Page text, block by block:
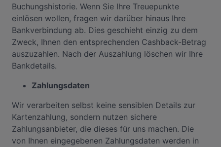
Buchungshistorie. Wenn Sie Ihre Treuepunkte
einlösen wollen, fragen wir darüber hinaus Ihre
Bankverbindung ab. Dies geschieht einzig zu dem
Zweck, Ihnen den entsprechenden Cashback-Betrag
auszuzahlen. Nach der Auszahlung löschen wir Ihre
Bankdetails.
Zahlungsdaten
Wir verarbeiten selbst keine sensiblen Details zur
Kartenzahlung, sondern nutzen sichere
Zahlungsanbieter, die dieses für uns machen. Die
von Ihnen eingegebenen Zahlungsdaten werden in